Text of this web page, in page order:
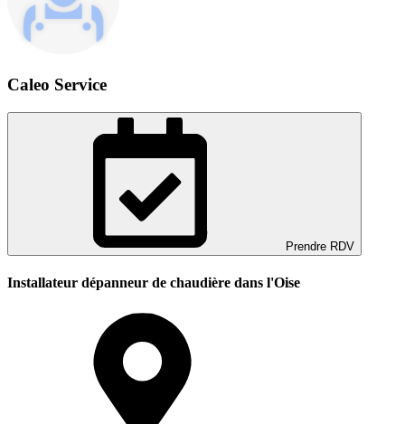
Caleo Service
Prendre RDV
Installateur dépanneur de chaudière dans l'Oise